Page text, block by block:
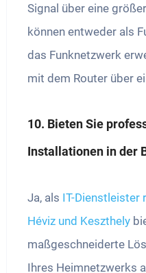
Signal über eine
können entweder als
das Funknetzwerk
mit dem Router über
10. Bieten Sie
Installationen in der
Ja, als IT-Dienstleister
Héviz und Keszthely
maßgeschneiderte
Ihres Heimnetzwerks